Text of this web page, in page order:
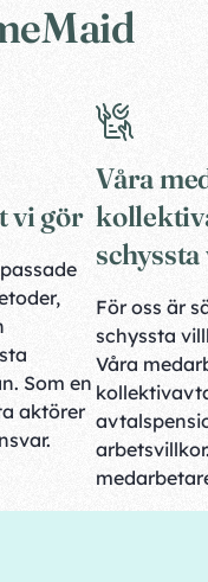
vi gör
Som en
aktörer
Våra
För oss är
schyssta
Våra